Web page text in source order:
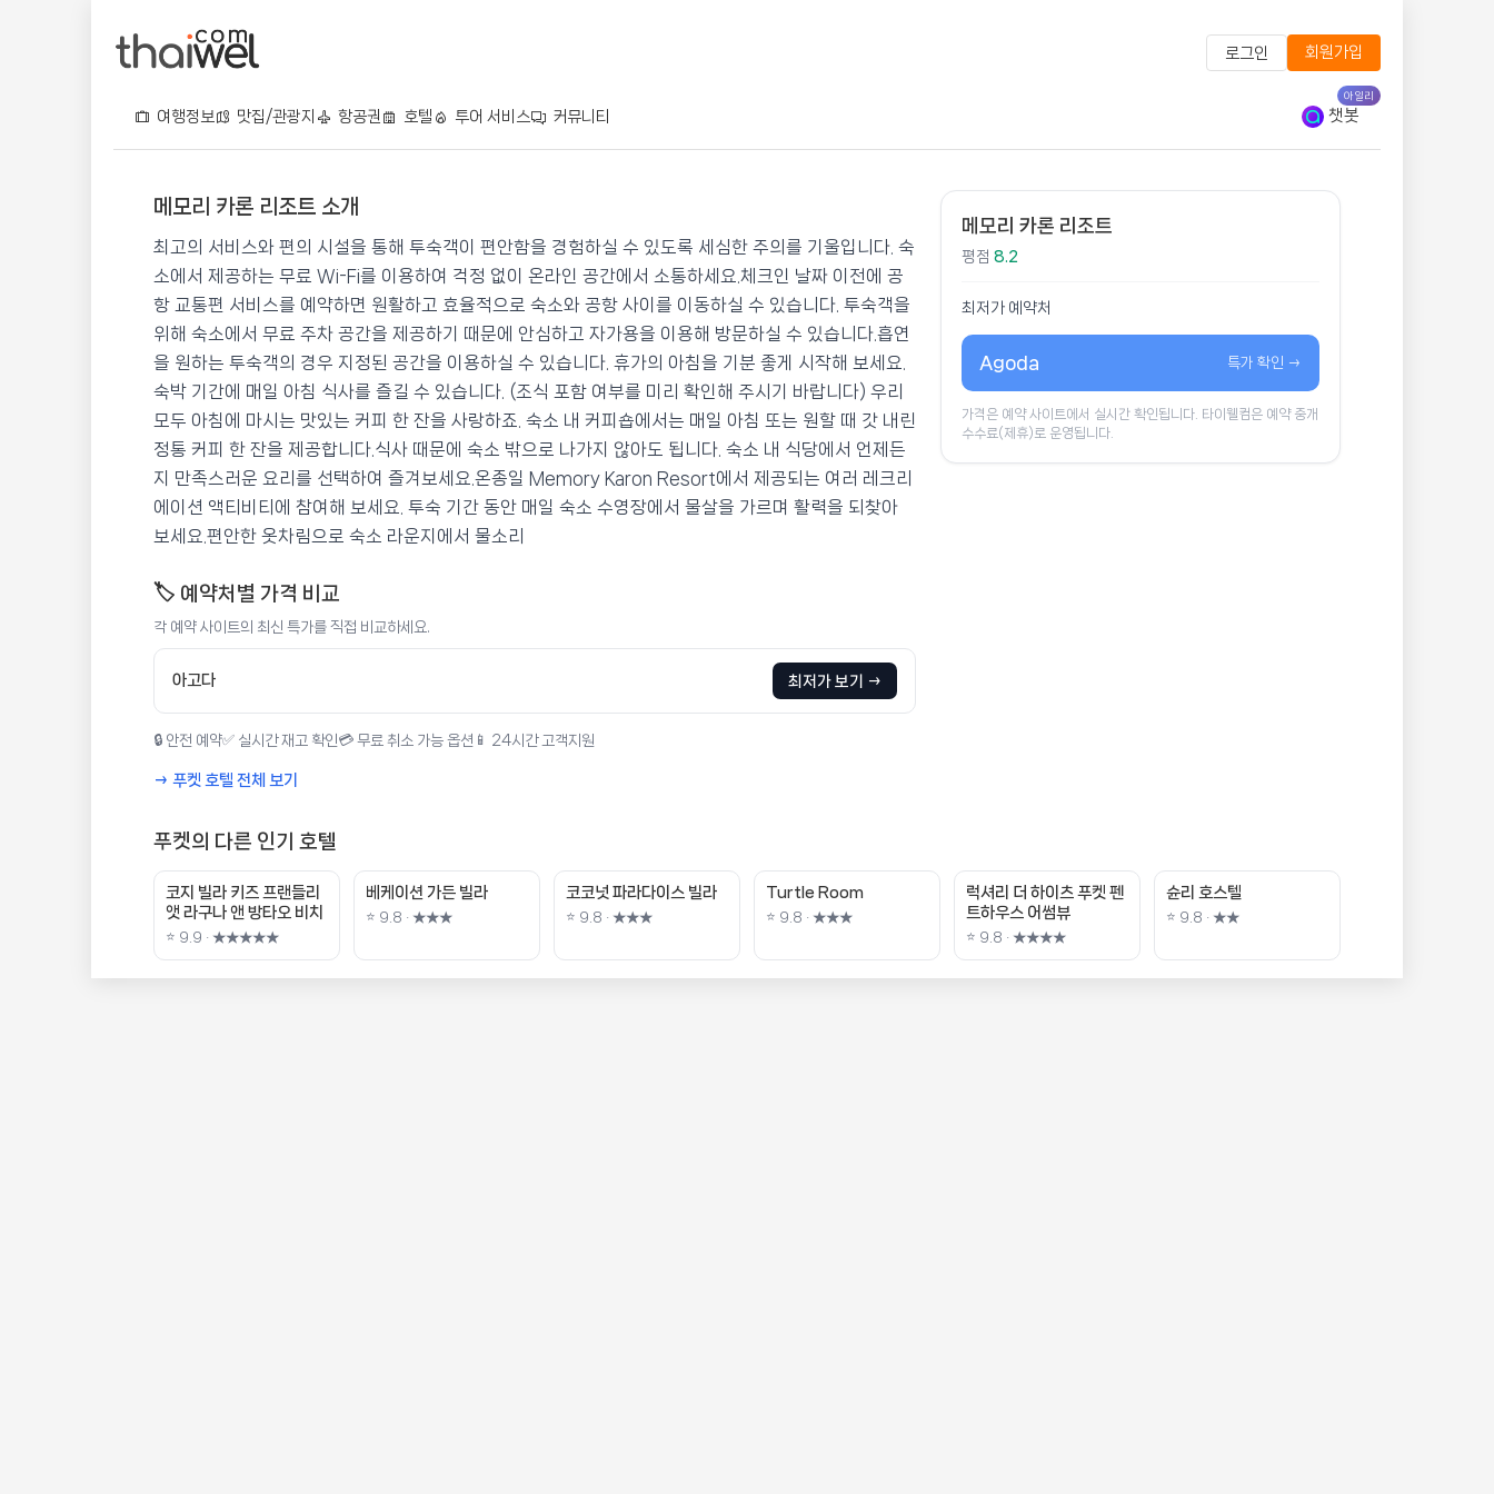
로그인 회원가입
여행정보 맛집/관광지 항공권 호텔 투어 서비스 커뮤니티 챗봇
아일리
메모리 카론 리조트
📍 푸켓★★★ ⭐ 8.2
💰 최저가 확인 · 예약하기
메모리 카론 리조트 소개
최고의 서비스와 편의 시설을 통해 투숙객이 편안함을 경험하실 수 있도록 세심한 주의를 기울입니다. 숙
소에서 제공하는 무료 Wi-Fi를 이용하여 걱정 없이 온라인 공간에서 소통하세요.체크인 날짜 이전에 공
항 교통편 서비스를 예약하면 원활하고 효율적으로 숙소와 공항 사이를 이동하실 수 있습니다. 투숙객을
위해 숙소에서 무료 주차 공간을 제공하기 때문에 안심하고 자가용을 이용해 방문하실 수 있습니다.흡연
을 원하는 투숙객의 경우 지정된 공간을 이용하실 수 있습니다. 휴가의 아침을 기분 좋게 시작해 보세요.
숙박 기간에 매일 아침 식사를 즐길 수 있습니다. (조식 포함 여부를 미리 확인해 주시기 바랍니다) 우리
모두 아침에 마시는 맛있는 커피 한 잔을 사랑하죠. 숙소 내 커피숍에서는 매일 아침 또는 원할 때 갓 내린
정통 커피 한 잔을 제공합니다.식사 때문에 숙소 밖으로 나가지 않아도 됩니다. 숙소 내 식당에서 언제든
지 만족스러운 요리를 선택하여 즐겨보세요.온종일 Memory Karon Resort에서 제공되는 여러 레크리
에이션 액티비티에 참여해 보세요. 투숙 기간 동안 매일 숙소 수영장에서 물살을 가르며 활력을 되찾아
보세요.편안한 옷차림으로 숙소 라운지에서 물소리
🏷️ 예약처별 가격 비교
각 예약 사이트의 최신 특가를 직접 비교하세요.
아고다 최저가 보기 →
🔒 안전 예약✅ 실시간 재고 확인💳 무료 취소 가능 옵션 📱 24시간 고객지원
→ 푸켓 호텔 전체 보기
메모리 카론 리조트
평점 8.2
최저가 예약처
Agoda 특가 확인 →
가격은 예약 사이트에서 실시간 확인됩니다. 타이웰컴은 예약 중개
수수료(제휴)로 운영됩니다.
푸켓의 다른 인기 호텔
코지 빌라 키즈 프랜들리
앳 라구나 앤 방타오 비치
⭐ 9.9 · ★★★★★
베케이션 가든 빌라
⭐ 9.8 · ★★★
코코넛 파라다이스 빌라
⭐ 9.8 · ★★★
Turtle Room
⭐ 9.8 · ★★★
럭셔리 더 하이츠 푸켓 펜
트하우스 어썸뷰
⭐ 9.8 · ★★★★
슌리 호스텔
⭐ 9.8 · ★★